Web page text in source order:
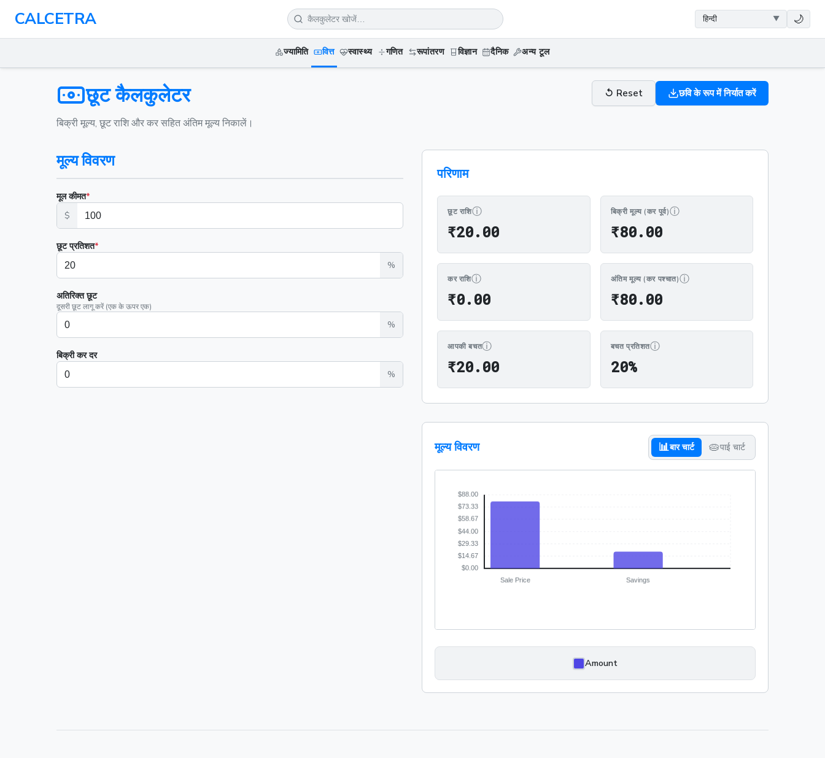
CALCETRA 🌙
ज्यामिति वित्त स्वास्थ्य गणित रूपांतरण विज्ञान दैनिक अन्य टूल
छूट कैलकुलेटर
बिक्री मूल्य, छूट राशि और कर सहित अंतिम मूल्य निकालें।
↺ Reset छवि के रूप में निर्यात करें
मूल्य विवरण
मूल कीमत*
$
छूट प्रतिशत*
%
अतिरिक्त छूट
दूसरी छूट लागू करें (एक के ऊपर एक)
%
बिक्री कर दर
%
परिणाम
छूट राशिⓘ
₹20.00₹20.00
बिक्री मूल्य (कर पूर्व)ⓘ
₹80.00₹80.00
कर राशिⓘ
₹0.00₹0.00
अंतिम मूल्य (कर पश्चात)ⓘ
₹80.00₹80.00
आपकी बचतⓘ
₹20.00₹20.00
बचत प्रतिशतⓘ
20%20%
मूल्य विवरण 📊बार चार्ट 🥧पाई चार्ट
Amount